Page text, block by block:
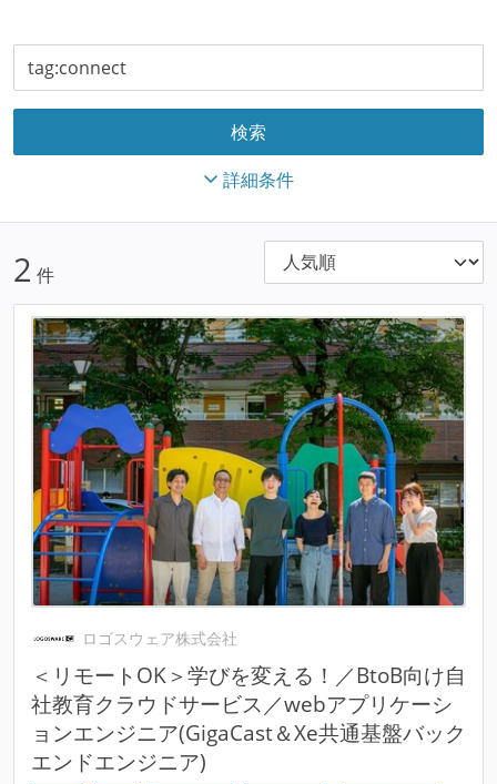
詳細条件
2 件
ロゴスウェア株式会社
＜リモートOK＞学びを変える！／BtoB向け自
社教育クラウドサービス／webアプリケーシ
ョンエンジニア(GigaCast＆Xe共通基盤バック
エンドエンジニア)